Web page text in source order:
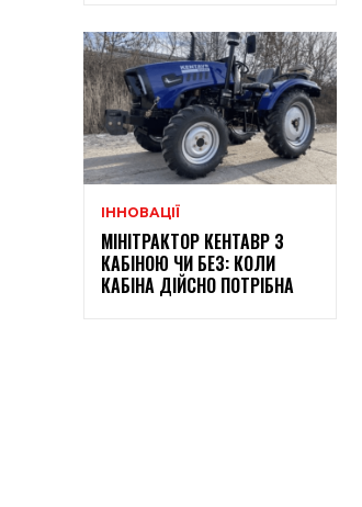
ІННОВАЦІЇ
МІНІТРАКТОР КЕНТАВР З
КАБІНОЮ ЧИ БЕЗ: КОЛИ
КАБІНА ДІЙСНО ПОТРІБНА